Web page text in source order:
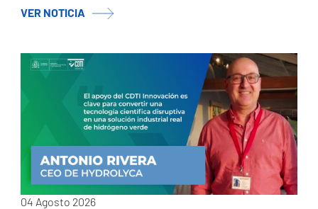
VER NOTICIA
04 Agosto 2026